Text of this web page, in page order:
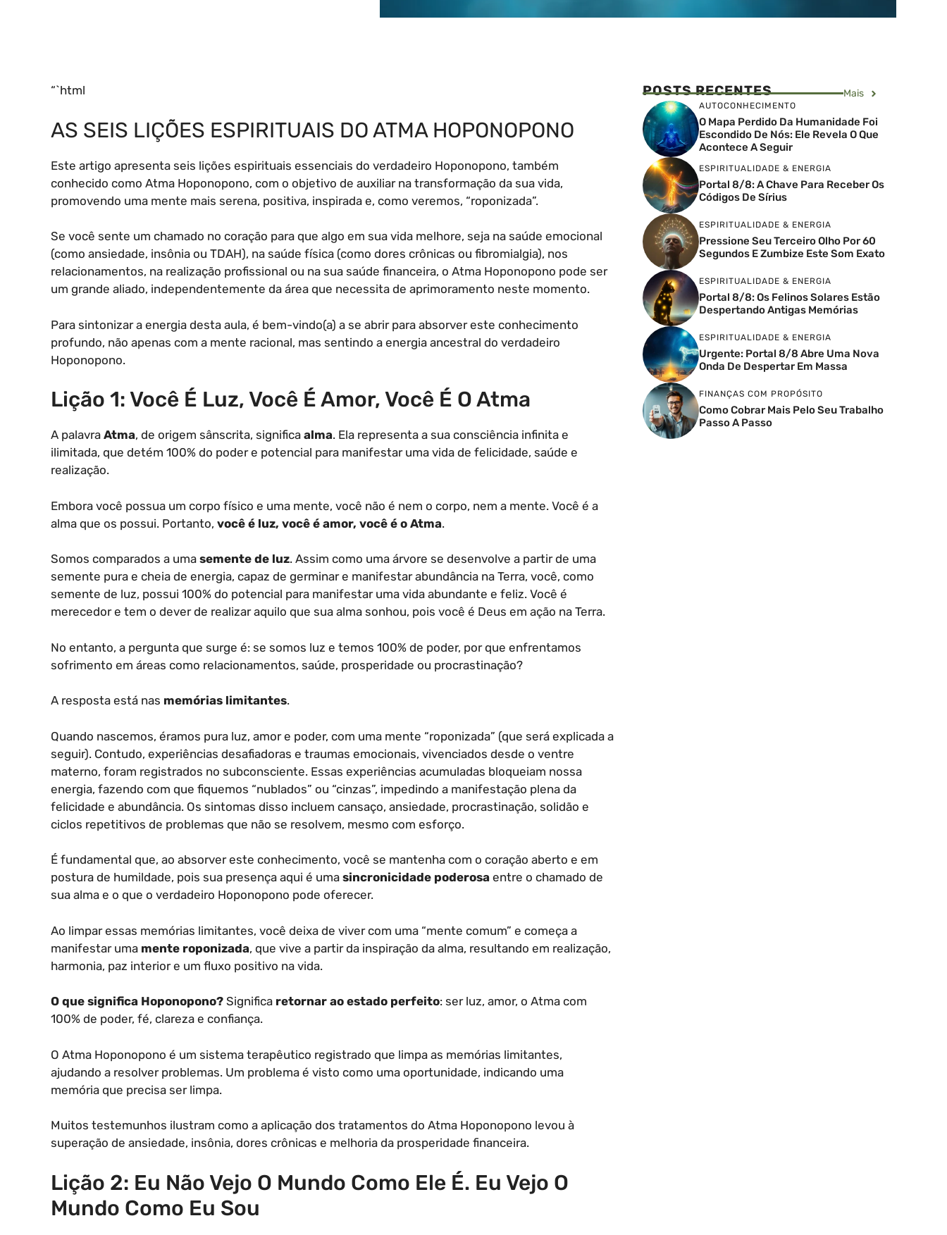
“`html
AS SEIS LIÇÕES ESPIRITUAIS DO ATMA HOPONOPONO
Este artigo apresenta seis lições espirituais essenciais do verdadeiro Hoponopono, também
conhecido como Atma Hoponopono, com o objetivo de auxiliar na transformação da sua vida,
promovendo uma mente mais serena, positiva, inspirada e, como veremos, “roponizada”.
Se você sente um chamado no coração para que algo em sua vida melhore, seja na saúde emocional
(como ansiedade, insônia ou TDAH), na saúde física (como dores crônicas ou fibromialgia), nos
relacionamentos, na realização profissional ou na sua saúde financeira, o Atma Hoponopono pode ser
um grande aliado, independentemente da área que necessita de aprimoramento neste momento.
Para sintonizar a energia desta aula, é bem-vindo(a) a se abrir para absorver este conhecimento
profundo, não apenas com a mente racional, mas sentindo a energia ancestral do verdadeiro
Hoponopono.
Lição 1: Você É Luz, Você É Amor, Você É O Atma
A palavra Atma, de origem sânscrita, significa alma. Ela representa a sua consciência infinita e
ilimitada, que detém 100% do poder e potencial para manifestar uma vida de felicidade, saúde e
realização.
Embora você possua um corpo físico e uma mente, você não é nem o corpo, nem a mente. Você é a
alma que os possui. Portanto, você é luz, você é amor, você é o Atma.
Somos comparados a uma semente de luz. Assim como uma árvore se desenvolve a partir de uma
semente pura e cheia de energia, capaz de germinar e manifestar abundância na Terra, você, como
semente de luz, possui 100% do potencial para manifestar uma vida abundante e feliz. Você é
merecedor e tem o dever de realizar aquilo que sua alma sonhou, pois você é Deus em ação na Terra.
No entanto, a pergunta que surge é: se somos luz e temos 100% de poder, por que enfrentamos
sofrimento em áreas como relacionamentos, saúde, prosperidade ou procrastinação?
A resposta está nas memórias limitantes.
Quando nascemos, éramos pura luz, amor e poder, com uma mente “roponizada” (que será explicada a
seguir). Contudo, experiências desafiadoras e traumas emocionais, vivenciados desde o ventre
materno, foram registrados no subconsciente. Essas experiências acumuladas bloqueiam nossa
energia, fazendo com que fiquemos “nublados” ou “cinzas”, impedindo a manifestação plena da
felicidade e abundância. Os sintomas disso incluem cansaço, ansiedade, procrastinação, solidão e
ciclos repetitivos de problemas que não se resolvem, mesmo com esforço.
É fundamental que, ao absorver este conhecimento, você se mantenha com o coração aberto e em
postura de humildade, pois sua presença aqui é uma sincronicidade poderosa entre o chamado de
sua alma e o que o verdadeiro Hoponopono pode oferecer.
Ao limpar essas memórias limitantes, você deixa de viver com uma “mente comum” e começa a
manifestar uma mente roponizada, que vive a partir da inspiração da alma, resultando em realização,
harmonia, paz interior e um fluxo positivo na vida.
O que significa Hoponopono? Significa retornar ao estado perfeito: ser luz, amor, o Atma com
100% de poder, fé, clareza e confiança.
O Atma Hoponopono é um sistema terapêutico registrado que limpa as memórias limitantes,
ajudando a resolver problemas. Um problema é visto como uma oportunidade, indicando uma
memória que precisa ser limpa.
Muitos testemunhos ilustram como a aplicação dos tratamentos do Atma Hoponopono levou à
superação de ansiedade, insônia, dores crônicas e melhoria da prosperidade financeira.
Lição 2: Eu Não Vejo O Mundo Como Ele É. Eu Vejo O
Mundo Como Eu Sou
POSTS RECENTES Mais
AUTOCONHECIMENTO
O Mapa Perdido Da Humanidade Foi
Escondido De Nós: Ele Revela O Que
Acontece A Seguir
ESPIRITUALIDADE & ENERGIA
Portal 8/8: A Chave Para Receber Os
Códigos De Sírius
ESPIRITUALIDADE & ENERGIA
Pressione Seu Terceiro Olho Por 60
Segundos E Zumbize Este Som Exato
ESPIRITUALIDADE & ENERGIA
Portal 8/8: Os Felinos Solares Estão
Despertando Antigas Memórias
ESPIRITUALIDADE & ENERGIA
Urgente: Portal 8/8 Abre Uma Nova
Onda De Despertar Em Massa
FINANÇAS COM PROPÓSITO
Como Cobrar Mais Pelo Seu Trabalho
Passo A Passo